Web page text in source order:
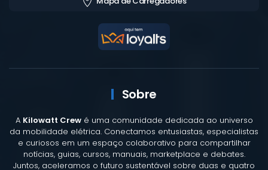
Sobre
A Kilowatt Crewé uma comunidade dedicada ao universo
da mobilidade elétrica. Conectamos entusiastas, especialistas
e curiosos em um espaço colaborativo para compartilhar
notícias, guias, cursos, manuais, marketplace e debates.
Juntos, aceleramos o futuro sustentável sobre duas e quatro